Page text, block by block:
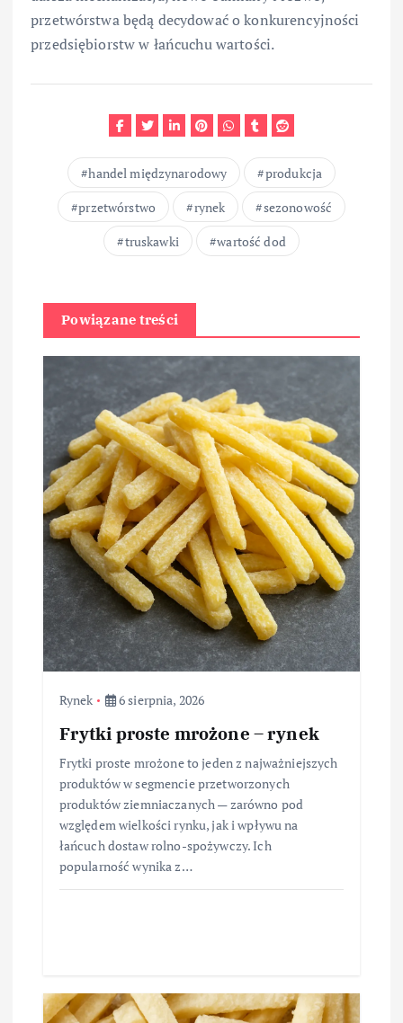
przetwórstwa będą decydować o konkurencyjności
przedsiębiorstw w łańcuchu wartości.
handel międzynarodowy
produkcja
przetwórstwo
rynek
sezonowość
truskawki
wartość dod
Powiązane treści
Rynek 6 sierpnia, 2026
Frytki proste mrożone – rynek
Frytki proste mrożone to jeden z najważniejszych
produktów w segmencie przetworzonych
produktów ziemniaczanych — zarówno pod
względem wielkości rynku, jak i wpływu na
łańcuch dostaw rolno-spożywczy. Ich
popularność wynika z…